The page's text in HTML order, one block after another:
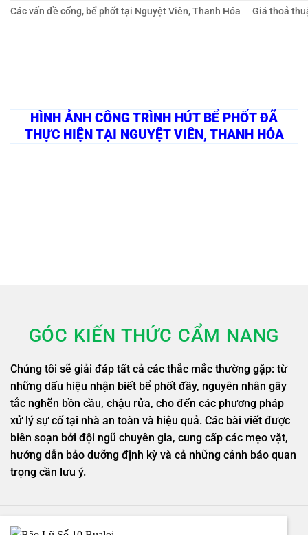
Các vấn đề cống, bể phốt tại Nguyệt Viên, Thanh Hóa
Giá thoả
HÌNH ẢNH CÔNG TRÌNH HÚT BỂ PHỐT ĐÃ
THỰC HIỆN TẠI NGUYỆT VIÊN, THANH HÓA
GÓC KIẾN THỨC CẨM NANG
Chúng tôi sẽ giải đáp tất cả các thắc mắc thường gặp: từ
những dấu hiệu nhận biết bể phốt đầy, nguyên nhân gây
tắc nghẽn bồn cầu, chậu rửa, cho đến các phương pháp
xử lý sự cố tại nhà an toàn và hiệu quả. Các bài viết được
biên soạn bởi đội ngũ chuyên gia, cung cấp các mẹo vặt,
hướng dẫn bảo dưỡng định kỳ và cả những cảnh báo quan
trọng cần lưu ý.